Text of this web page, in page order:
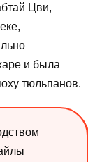
Цви,
и была
тюльпанов.